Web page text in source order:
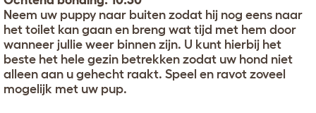
Neem uw puppy naar buiten zodat hij nog eens naar
het toilet kan gaan en breng wat tijd met hem door
wanneer jullie weer binnen zijn. U kunt hierbij het
beste het hele gezin betrekken zodat uw hond niet
alleen aan u gehecht raakt. Speel en ravot zoveel
mogelijk met uw pup.